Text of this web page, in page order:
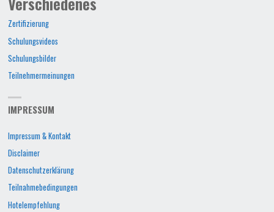
Zertifizierung
Schulungsvideos
Schulungsbilder
Teilnehmermeinungen
IMPRESSUM
Impressum & Kontakt
Disclaimer
Datenschutzerklärung
Teilnahmebedingungen
Hotelempfehlung